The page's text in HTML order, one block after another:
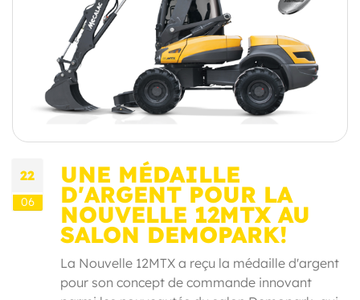
22
06
UNE MÉDAILLE
D'ARGENT POUR LA
NOUVELLE 12MTX AU
SALON DEMOPARK!
La Nouvelle 12MTX a reçu la médaille d'argent
pour son concept de commande innovant